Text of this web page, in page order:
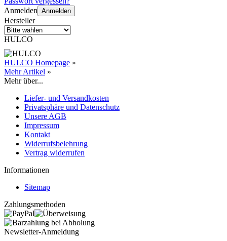
Anmelden Anmelden
Hersteller
HULCO
HULCO Homepage »
Mehr Artikel »
Mehr über...
Liefer- und Versandkosten
Privatsphäre und Datenschutz
Unsere AGB
Impressum
Kontakt
Widerrufsbelehrung
Vertrag widerrufen
Informationen
Sitemap
Zahlungsmethoden
Newsletter-Anmeldung